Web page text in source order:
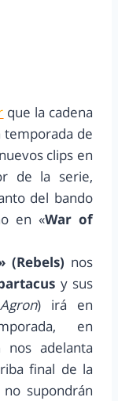
que la cadena
temporada de
clips en
de la serie,
del bando
en «War of
(Rebels) nos
y sus
) irá en
en
nos adelanta
final de la
no supondrán